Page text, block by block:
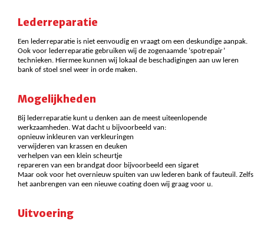
Lederreparatie
Een lederreparatie is niet eenvoudig en vraagt om een deskundige aanpak.
Ook voor lederreparatie gebruiken wij de zogenaamde ‘spotrepair’
technieken. Hiermee kunnen wij lokaal de beschadigingen aan uw leren
bank of stoel snel weer in orde maken.
Mogelijkheden
Bij lederreparatie kunt u denken aan de meest uiteenlopende
werkzaamheden. Wat dacht u bijvoorbeeld van:
opnieuw inkleuren van verkleuringen
verwijderen van krassen en deuken
verhelpen van een klein scheurtje
repareren van een brandgat door bijvoorbeeld een sigaret
Maar ook voor het overnieuw spuiten van uw lederen bank of fauteuil. Zelfs
het aanbrengen van een nieuwe coating doen wij graag voor u.
Uitvoering